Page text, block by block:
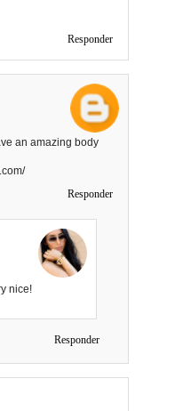
Responder
an amazing body
Responder
nice!
Responder